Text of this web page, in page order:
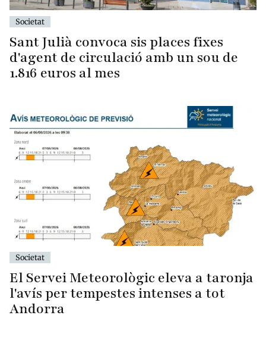
Societat
Sant Julià convoca sis places fixes
d'agent de circulació amb un sou de
1.816 euros al mes
Societat
El Servei Meteorològic eleva a taronja
l'avís per tempestes intenses a tot
Andorra